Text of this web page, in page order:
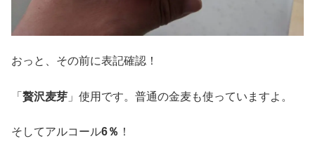
おっと、その前に表記確認！
「 贅沢麦芽 」使用です。普通の金麦も使っていますよ。
そしてアルコール6％ ！